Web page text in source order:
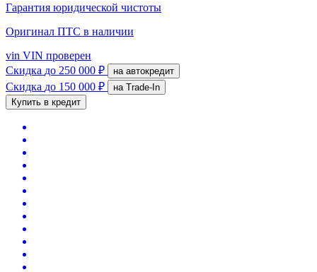
Гарантия юридической чистоты
Оригинал ПТС в наличии
vin VIN проверен
Скидка до 250 000 ₽ на автокредит
Скидка до 150 000 ₽
на Trade-In
Купить в кредит